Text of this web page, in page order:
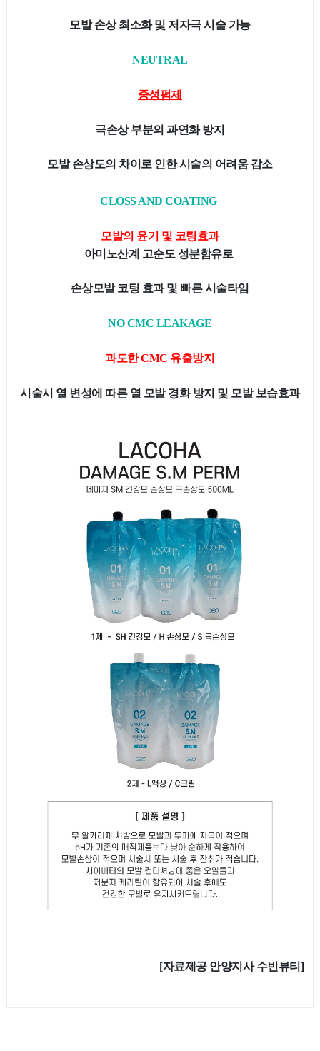
모발 손상 최소화 및 저자극 시술 가능
NEUTRAL
중성펌제
극손상 부분의 과연화 방지
모발 손상도의 차이로 인한 시술의 어려움 감소
CLOSS AND COATING
모발의 윤기 및 코팅효과
아미노산계 고순도 성분함유로
손상모발 코팅 효과 및 빠른 시술타임
NO CMC LEAKAGE
과도한 CMC 유출방지
시술시 열 변성에 따른 열 모발 경화 방지 및 모발 보습효과
[자료제공 안양지사 수빈뷰티]